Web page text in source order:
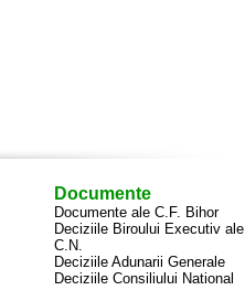
Documente
Documente ale C.F. Bihor
Deciziile Biroului Executiv ale
C.N.
Deciziile Adunarii Generale
Deciziile Consiliului National